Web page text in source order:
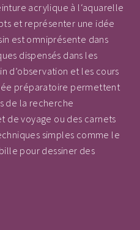
acrylique à l‘aquarelle
et représenter une idée
est omniprésente dans
dispensés dans les
d’observation et les cours
préparatoire permettent
de la recherche
de voyage ou des carnets
simples comme le
pour dessiner des